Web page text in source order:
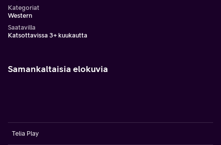
Kategoriat
Western
Saatavilla
Katsottavissa 3+ kuukautta
Samankaltaisia elokuvia
Telia Play